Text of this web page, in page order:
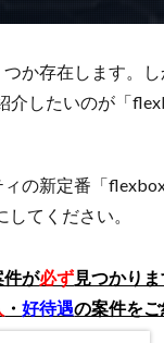
か存在します。
介したいのが「
の新定番「
てください。
件が必ず見つかり
・好待遇の案件を